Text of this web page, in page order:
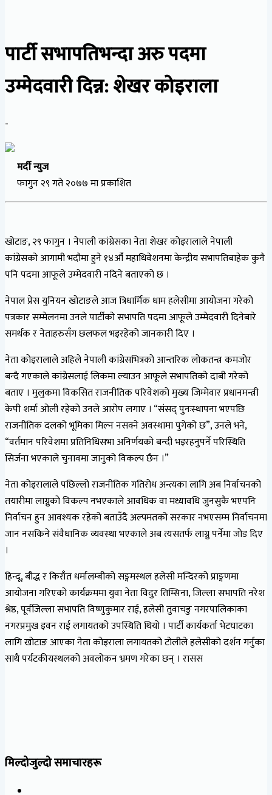
पार्टी सभापतिभन्दा अरु पदमा
उम्मेदवारी दिन्न: शेखर कोइराला
-
मर्दी न्युज
फागुन २९ गते २०७७ मा प्रकाशित
खोटाङ, २९ फागुन । नेपाली कांग्रेसका नेता शेखर कोइरालाले नेपाली
कांग्रेसको आगामी भदौमा हुने १४औँ महाधिवेशनमा केन्द्रीय सभापतिबाहेक कुनै
पनि पदमा आफूले उम्मेदवारी नदिने बताएको छ ।
नेपाल प्रेस युनियन खोटाङले आज त्रिधार्मिक धाम हलेसीमा आयोजना गरेको
पत्रकार सम्मेलनमा उनले पार्टीको सभापति पदमा आफूले उम्मेदवारी दिनेबारे
समर्थक र नेताहरुसँग छलफल भइरहेको जानकारी दिए ।
नेता कोइरालाले अहिले नेपाली कांग्रेसभित्रको आन्तरिक लोकतन्त्र कमजोर
बन्दै गएकाले कांग्रेसलाई लिकमा ल्याउन आफूले सभापतिको दाबी गरेको
बताए । मुलुकमा विकसित राजनीतिक परिवेशको मुख्य जिम्मेवार प्रधानमन्त्री
केपी शर्मा ओली रहेको उनले आरोप लगाए । “संसद् पुनःस्थापना भएपछि
राजनीतिक दलको भूमिका मिल्न नसक्ने अवस्थामा पुगेको छ”, उनले भने,
“वर्तमान परिवेशमा प्रतिनिधिसभा अनिर्णयको बन्दी भइरहनुपर्ने परिस्थिति
सिर्जना भएकाले चुनावमा जानुको विकल्प छैन ।”
नेता कोइरालाले पछिल्लो राजनीतिक गतिरोध अन्त्यका लागि अब निर्वाचनको
तयारीमा लाग्नुको विकल्प नभएकाले आवधिक वा मध्यावधि जुनसुकै भएपनि
निर्वाचन हुन आवश्यक रहेको बताउँदै अल्पमतको सरकार नभएसम्म निर्वाचनमा
जान नसकिने संवैधानिक व्यवस्था भएकाले अब त्यसतर्फ लाग्नु पर्नेमा जोड दिए
।
हिन्दू, बौद्ध र किराँत धर्मालम्बीको सङ्गमस्थल हलेसी मन्दिरको प्राङ्गणमा
आयोजना गरिएको कार्यक्रममा युवा नेता विदुर तिम्सिना, जिल्ला सभापति नरेश
श्रेष्ठ, पूर्वजिल्ला सभापति विष्णुकुमार राई, हलेसी तुवाचङु नगरपालिकाका
नगरप्रमुख इवन राई लगायतको उपस्थिति थियो । पार्टी कार्यकर्ता भेटघाटका
लागि खोटाङ आएका नेता कोइराला लगायतको टोलीले हलेसीको दर्शन गर्नुका
साथै पर्यटकीयस्थलको अवलोकन भ्रमण गरेका छन् । रासस
मिल्दोजुल्दो समाचारहरू